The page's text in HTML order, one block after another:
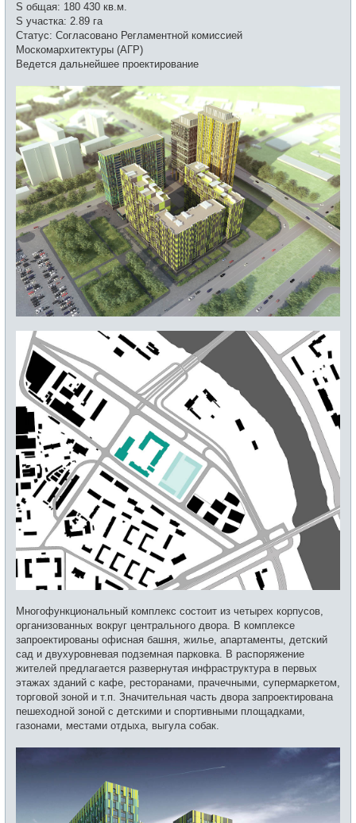
S общая: 180 430 кв.м.
S участка: 2.89 гa
Статус: Согласовано Регламентной комиссией
Москомархитектуры (АГР)
Ведется дальнейшее проектирование
Многофункциональный комплекс состоит из четырех корпусов,
организованных вокруг центрального двора. В комплексе
запроектированы офисная башня, жилье, апартаменты, детский
сад и двухуровневая подземная парковка. В распоряжение
жителей предлагается развернутая инфраструктура в первых
этажах зданий с кафе, ресторанами, прачечными, супермаркетом,
торговой зоной и т.п. Значительная часть двора запроектирована
пешеходной зоной с детскими и спортивными площадками,
газонами, местами отдыха, выгула собак.